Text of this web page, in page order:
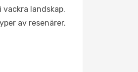
landskap.
av resenärer.